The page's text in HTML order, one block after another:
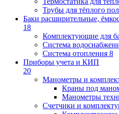
Трубы для тёплого
Баки расширительные,
18
Комплектующие для
Система
Система отопления 8
Приборы учета и КИП
20
Манометры и
Краны под
Манометры
Счетчики и